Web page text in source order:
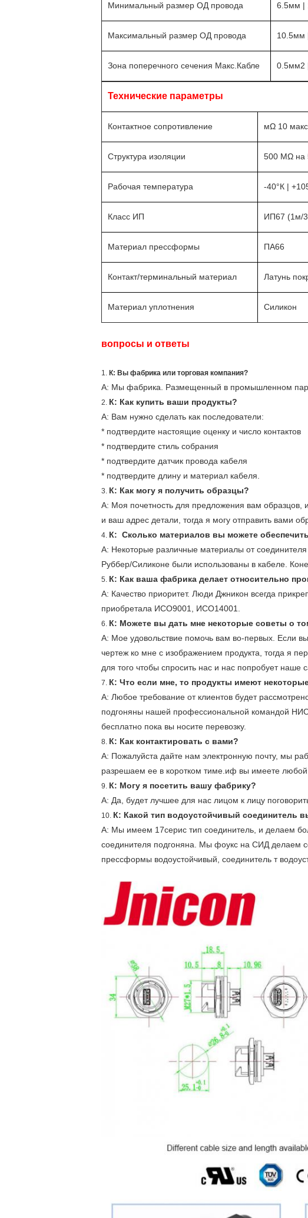
Минимальный размер ОД провода 6.5мм |
Максимальный размер ОД провода 10.5мм
Зона поперечного сечения Макс.Кабле 0.5мм2
Технические параметры
Контактное сопротивление мΩ 10
Структура изоляции 500 МΩ на
Рабочая температура -40°К |
Класс ИП ИП67 (1м/
Материал прессформы ПА66
Контакт/терминальный материал Латунь
Материал уплотнения Силикон
вопросы и ответы
1. К: Вы фабрика или торговая компания?
А: Мы фабрика. Размещенный в промышленном
2. К: Как купить ваши продукты?
А: Вам нужно сделать как последователи:
* подтвердите настоящие оценку и число контактов
* подтвердите стиль собрания
* подтвердите датчик провода кабеля
* подтвердите длину и материал кабеля.
3. К: Как могу я получить образцы?
А: Моя почетность для предложения вам образцов,
и ваш адрес детали, тогда я могу отправить вами
4. К: Сколько материалов вы можете
А: Некоторые различные материалы от
Руббер/Силиконе были использованы в кабеле.
5. К: Как ваша фабрика делает относительно
А: Качество приоритет. Люди Джникон всегда
приобретала ИСО9001, ИСО14001.
6. К: Можете вы дать мне некоторые советы о
А: Мое удовольствие помочь вам во-первых. Если
чертеж ко мне с изображением продукта, тогда я
для того чтобы спросить нас и нас попробует
7. К: Что если мне, то продукты имеют
А: Любое требование от клиентов будет
подгоняны нашей профессиональной командой
бесплатно пока вы носите перевозку.
8. К: Как контактировать с вами?
А: Пожалуйста дайте нам электронную почту, мы
разрешаем ее в коротком тиме.иф вы имеете любой
9. К: Могу я посетить вашу фабрику?
А: Да, будет лучшее для нас лицом к лицу
10. К: Какой тип водоустойчивый соединитель
А: Мы имеем 17серис тип соединитель, и делаем
соединителя подгоняна. Мы фоукс на СИД делаем
прессформы водоустойчивый, соединитель т